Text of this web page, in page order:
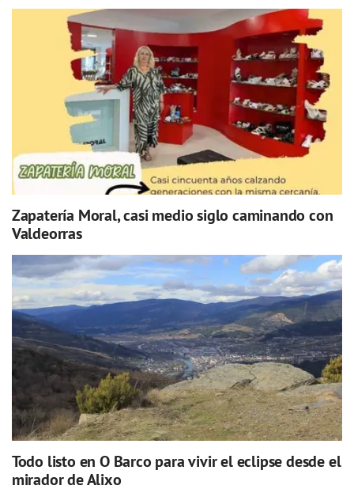
Zapatería Moral, casi medio siglo caminando con
Valdeorras
Todo listo en O Barco para vivir el eclipse desde el
mirador de Alixo